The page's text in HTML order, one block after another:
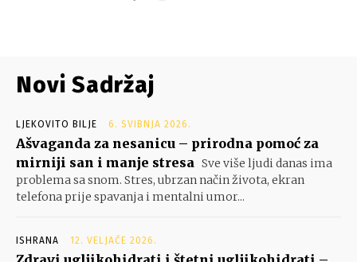
Novi Sadržaj
LJEKOVITO BILJE 6. SVIBNJA 2026.
Ašvaganda za nesanicu – prirodna pomoć za
mirniji san i manje stresa Sve više ljudi danas ima
problema sa snom. Stres, ubrzan način života, ekran
telefona prije spavanja i mentalni umor...
ISHRANA 12. VELJAČE 2026.